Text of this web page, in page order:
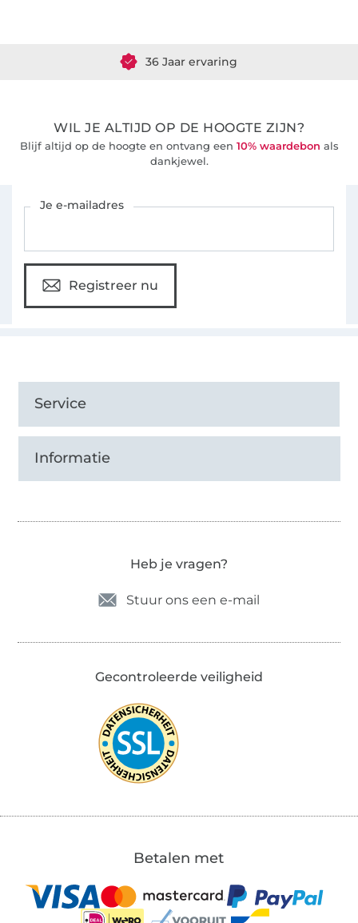
36 Jaar ervaring
WIL JE ALTIJD OP DE HOOGTE ZIJN?
Blijf altijd op de hoogte en ontvang een 10% waardebon als
dankjewel.
Je e-mailadres
Registreer nu
Service
Informatie
Heb je vragen?
Stuur ons een e-mail
Gecontroleerde veiligheid
Betalen met